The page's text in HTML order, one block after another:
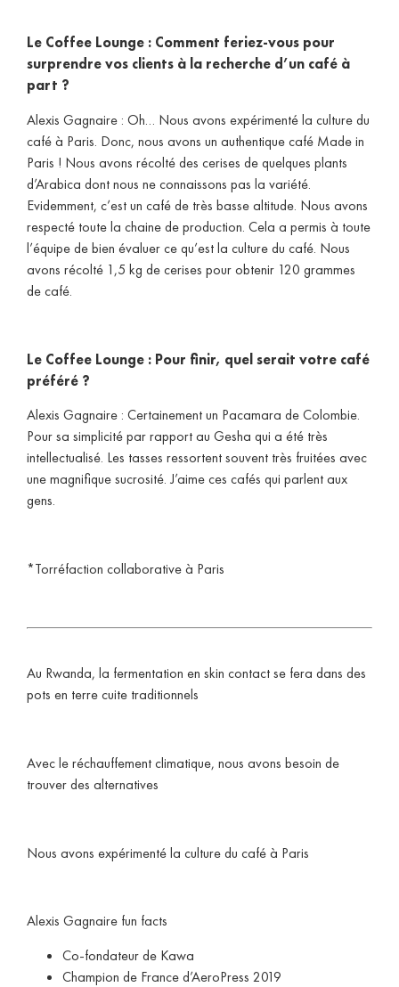
Le Coffee Lounge : Comment feriez-vous pour
surprendre vos clients à la recherche d’un café à
part ?
Alexis Gagnaire : Oh… Nous avons expérimenté la culture du
café à Paris. Donc, nous avons un authentique café Made in
Paris ! Nous avons récolté des cerises de quelques plants
d’Arabica dont nous ne connaissons pas la variété.
Evidemment, c’est un café de très basse altitude. Nous avons
respecté toute la chaine de production. Cela a permis à toute
l’équipe de bien évaluer ce qu’est la culture du café. Nous
avons récolté 1,5 kg de cerises pour obtenir 120 grammes
de café.
Le Coffee Lounge : Pour finir, quel serait votre café
préféré ?
Alexis Gagnaire : Certainement un Pacamara de Colombie.
Pour sa simplicité par rapport au Gesha qui a été très
intellectualisé. Les tasses ressortent souvent très fruitées avec
une magnifique sucrosité. J’aime ces cafés qui parlent aux
gens.
*Torréfaction collaborative à Paris
Au Rwanda, la fermentation en skin contact se fera dans des
pots en terre cuite traditionnels
Avec le réchauffement climatique, nous avons besoin de
trouver des alternatives
Nous avons expérimenté la culture du café à Paris
Alexis Gagnaire fun facts
Co-fondateur de Kawa
Champion de France d’AeroPress 2019